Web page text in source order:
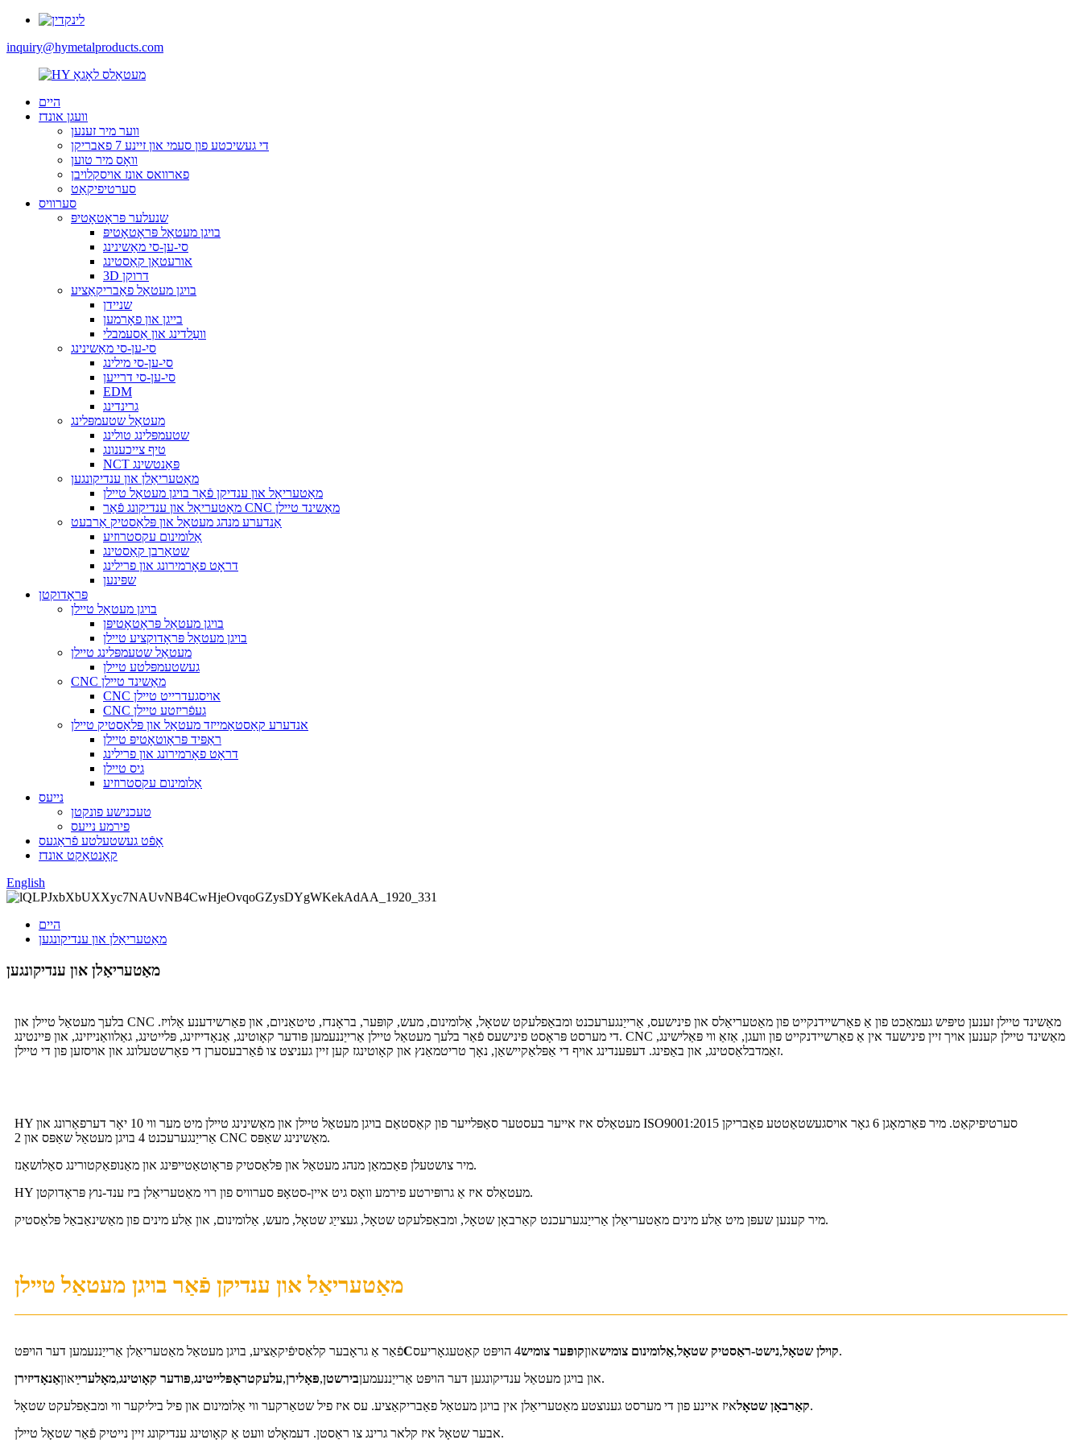
inquiry@hymetalproducts.com
היים
וועגן אונדז
ווער מיר זענען
די געשיכטע פון ​​סעמי און זיינע 7 פאבריקן
וואָס מיר טוען
פארוואס אונז אויסקלויבן
סערטיפיקאַט
סערוויס
שנעלער פּראָטאָטיפּ
בויגן מעטאַל פּראָטאָטיפּ
סי-ען-סי מאַשינינג
אורעטאַן קאַסטינג
3D דרוקן
בויגן מעטאַל פאַבריקאַציע
שניידן
בייגן און פאָרמען
וועַלדינג און אַסעמבלי
סי-ען-סי מאַשינינג
סי-ען-סי מילינג
סי-ען-סי דרייען
EDM
גרינדינג
מעטאַל שטעמפּלינג
שטעמפּלינג טולינג
טיף צייכענונג
NCT פּאַנטשינג
מאַטעריאַלן און ענדיקונגען
מאַטעריאַל און ענדיקן פֿאַר בויגן מעטאַל טיילן
מאַטעריאַל און ענדיקונג פֿאַר CNC מאַשינד טיילן
אַנדערע מנהג מעטאַל און פּלאַסטיק אַרבעט
אַלומינום עקסטרוזיע
שטאַרבן קאַסטינג
דראָט פאָרמירונג און פרילינג
שפּינען
פּראָדוקטן
בויגן מעטאַל טיילן
בויגן מעטאַל פּראָטאָטיפּן
בויגן מעטאַל פּראָדוקציע טיילן
מעטאַל שטעמפּלינג טיילן
געשטעמפּלטע טיילן
CNC מאַשינד טיילן
CNC אויסגעדרייט טיילן
CNC געפֿריזטע טיילן
אנדערע קאַסטאַמייזד מעטאַל און פּלאַסטיק טיילן
ראַפּיד פּראָוטאָטיפּ טיילן
דראָט פאָרמירונג און פרילינג
גיס טיילן
אַלומינום עקסטרוזיע
נייעס
טעכנישע פונקטן
פירמע נייעס
אָפֿט געשטעלטע פֿראַגעס
קאָנטאַקט אונדז
English
היים
מאַטעריאַלן און ענדיקונגען
מאַטעריאַלן און ענדיקונגען
בלעך מעטאַל טיילן און CNC מאַשינד טיילן זענען טיפּיש געמאַכט פון אַ פאַרשיידנקייט פון מאַטעריאַלס און פינישעס, אַרייַנגערעכנט ומבאַפלעקט שטאָל, אַלומינום, מעש, קופּער, בראָנדז, טיטאַניום, און פאַרשידענע אַלויז.
די מערסט פּראָסט פינישעס פֿאַר בלעך מעטאַל טיילן אַרייַננעמען פּודער קאָוטינג, אַנאָדייזינג, פּלייטינג, גאַלוואַנייזינג, און פּיינטינג. CNC מאַשינד טיילן קענען אויך זיין פינישעד אין אַ פאַרשיידנקייט פון וועגן, אַזאַ ווי פּאַלישינג,
זאַמדבלאַסטינג, און באַפינג. דעפּענדינג אויף די אַפּלאַקיישאַן, נאָך טריטמאַנץ און קאָוטינגז קען זיין געניצט צו פֿאַרבעסערן די פאָרשטעלונג און אויסזען פון די טיילן.
HY מעטאַלס ​​איז אייער בעסטער סאַפּלייער פון קאַסטאַם בויגן מעטאַל טיילן און מאַשינינג טיילן מיט מער ווי 10 יאָר דערפאַרונג און ISO9001:2015 סערטיפיקאַט. מיר פאַרמאָגן 6 גאָר אויסגעשטאַטטע פאַבריקן
אַרייַנגערעכנט 4 בויגן מעטאַל שאַפּס און 2 CNC מאַשינינג שאַפּס.
מיר צושטעלן פאַכמאַן מנהג מעטאַל און פּלאַסטיק פּראָוטאַטייפּינג און מאַנופאַקטורינג סאַלושאַנז.
HY מעטאַלס ​​איז אַ גרופּירטע פירמע וואָס גיט איין-סטאָפּ סערוויס פון רוי מאַטעריאַלן ביז ענד-נוץ פּראָדוקטן.
מיר קענען שעפּן מיט אַלע מינים מאַטעריאַלן אַרייַנגערעכנט קאַרבאָן שטאָל, ומבאַפלעקט שטאָל, געצייַג שטאָל, מעש, אַלומינום, און אַלע מינים פון מאַשינאַבאַל פּלאַסטיק.
מאַטעריאַל און ענדיקן פֿאַר בויגן מעטאַל טיילן
פֿאַר אַ גראָבער קלאַסיפֿיקאַציע, בויגן מעטאַל מאַטעריאַלן אַרייַננעמען דער הויפּטC קוילן שטאָל,נישט-ראַסטיק שטאָל,אַלומינום צומישאוןקופּער צומיש
4 הויפּט קאַטעגאָריעס.
און בויגן מעטאַל ענדיקונגען דער הויפּט אַרייַננעמעןבירשטן,פּאָלירן,עלעקטראָפּלייטינג,פּודער קאָוטינג,מאָלערײַאוןאַנאָדיזירן
.
קאַרבאָן שטאָלאיז איינע פון ​​די מערסט גענוצטע מאַטעריאַלן אין בויגן מעטאַל פאַבריקאַציע. עס איז פיל שטאַרקער ווי אַלומינום און פיל ביליקער ווי ומבאַפלעקט שטאָל.
אבער שטאָל איז קלאר גרינג צו ראַסטן. דעמאָלט וועט אַ קאָוטינג ענדיקונג זיין נייטיק פֿאַר שטאָל טיילן.